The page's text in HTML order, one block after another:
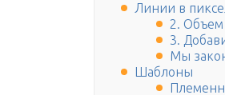
Линии в
2. Объем
3.
Мы
Шаблоны